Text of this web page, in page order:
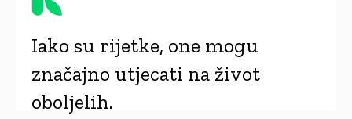
Iako su rijetke, one mogu
značajno utjecati na život
oboljelih.